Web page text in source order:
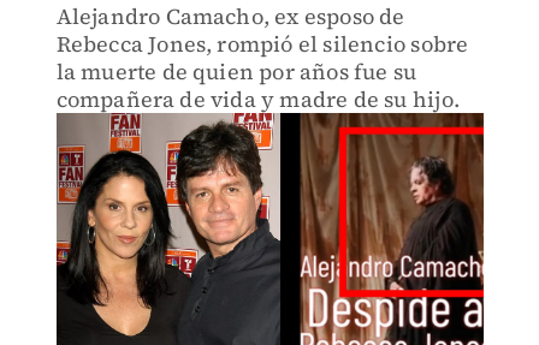
Alejandro Camacho, ex esposo de
Rebecca Jones, rompió el silencio sobre
la muerte de quien por años fue su
compañera de vida y madre de su hijo.